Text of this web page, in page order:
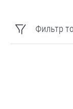
Фильтр